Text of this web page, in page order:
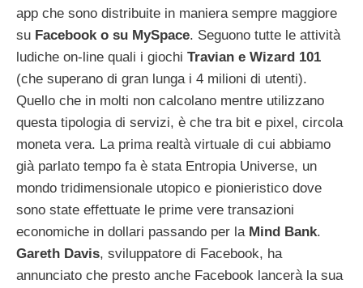
app che sono distribuite in maniera sempre maggiore
su Facebook o su MySpace. Seguono tutte le attività
ludiche on-line quali i giochi Travian e Wizard 101
(che superano di gran lunga i 4 milioni di utenti).
Quello che in molti non calcolano mentre utilizzano
questa tipologia di servizi, è che tra bit e pixel, circola
moneta vera. La prima realtà virtuale di cui abbiamo
già parlato tempo fa è stata Entropia Universe, un
mondo tridimensionale utopico e pionieristico dove
sono state effettuate le prime vere transazioni
economiche in dollari passando per la Mind Bank.
Gareth Davis, sviluppatore di Facebook, ha
annunciato che presto anche Facebook lancerà la sua